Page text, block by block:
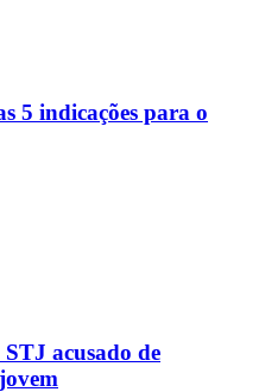
5 indicações para o
acusado de